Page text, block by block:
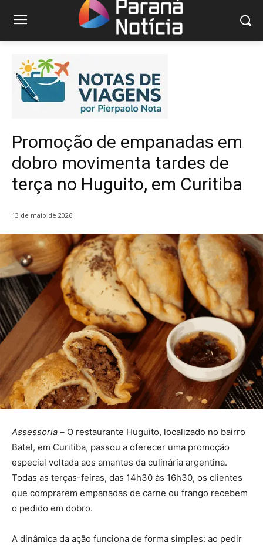
Promoção de empanadas em
dobro movimenta tardes de
terça no Huguito, em Curitiba
13 de maio de 2026
Assessoria – O restaurante Huguito, localizado no bairro
Batel, em Curitiba, passou a oferecer uma promoção
especial voltada aos amantes da culinária argentina.
Todas as terças-feiras, das 14h30 às 16h30, os clientes
que comprarem empanadas de carne ou frango recebem
o pedido em dobro.
A dinâmica da ação funciona de forma simples: ao pedir